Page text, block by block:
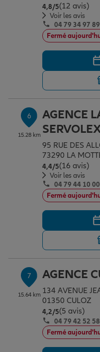
4,8/5Note de 4.8 sur 5
(12 avis)
Voir les avis
04 79 34 97 89
Fermé
6
15.28 km
AGENCE
95 RUE DES
73290 LA
4,4/5Note de 4.4 sur 5
(16 avis)
Voir les avis
04 79 44 10 00
Fermé
7
15.64 km
AGENCE
134 AVENUE
01350 CULOZ
4,2/5Note de 4.2 sur 5
(5 avis)
04 79 42 52 58
Fermé